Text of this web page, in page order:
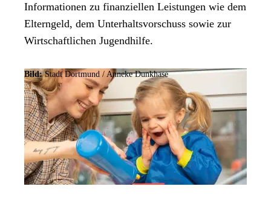
Informationen zu finanziellen Leistungen wie dem
Elterngeld, dem Unterhaltsvorschuss sowie zur
Wirtschaftlichen Jugendhilfe.
Bild:Stadt Dortmund / Anneke Dunkhase